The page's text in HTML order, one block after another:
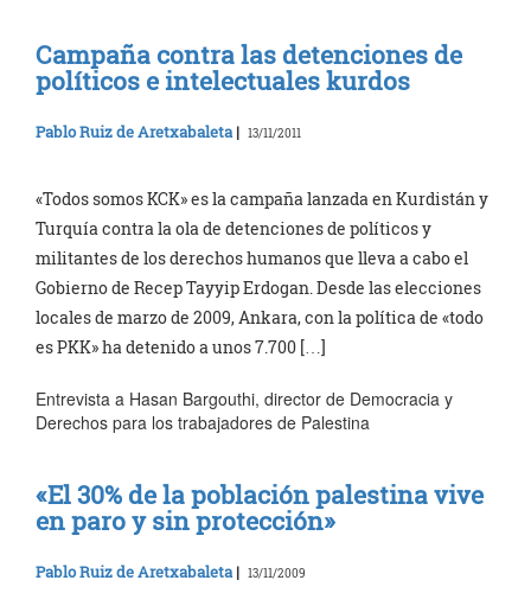
Campaña contra las detenciones de
políticos e intelectuales kurdos
Pablo Ruiz de Aretxabaleta | 13/11/2011
«Todos somos KCK» es la campaña lanzada en Kurdistán y
Turquía contra la ola de detenciones de políticos y
militantes de los derechos humanos que lleva a cabo el
Gobierno de Recep Tayyip Erdogan. Desde las elecciones
locales de marzo de 2009, Ankara, con la política de «todo
es PKK» ha detenido a unos 7.700 […]
Entrevista a Hasan Bargouthi, director de Democracia y
Derechos para los trabajadores de Palestina
«El 30% de la población palestina vive
en paro y sin protección»
Pablo Ruiz de Aretxabaleta | 13/11/2009